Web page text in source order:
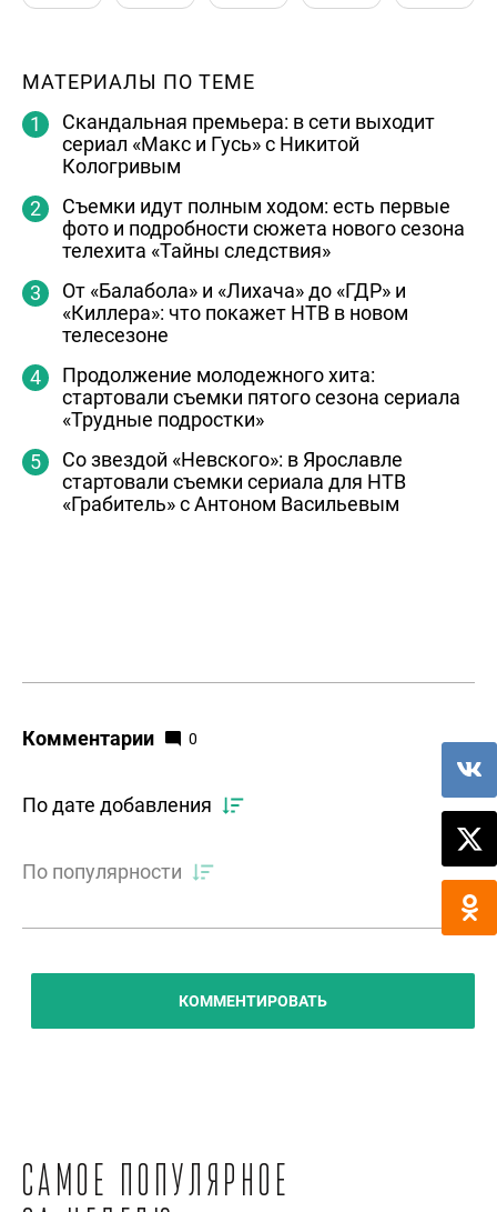
МАТЕРИАЛЫ ПО ТЕМЕ
Скандальная премьера: в сети выходит
сериал «Макс и Гусь» с Никитой
Кологривым
Съемки идут полным ходом: есть первые
фото и подробности сюжета нового сезона
телехита «Тайны следствия»
От «Балабола» и «Лихача» до «ГДР» и
«Киллера»: что покажет НТВ в новом
телесезоне
Продолжение молодежного хита:
стартовали съемки пятого сезона сериала
«Трудные подростки»
Со звездой «Невского»: в Ярославле
стартовали съемки сериала для НТВ
«Грабитель» с Антоном Васильевым
Комментарии 0
По дате добавления
По популярности
КОММЕНТИРОВАТЬ
Самое популярное